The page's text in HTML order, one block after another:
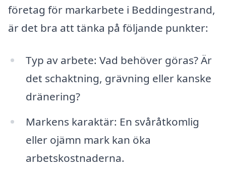
företag för markarbete i Beddingestrand,
är det bra att tänka på följande punkter:
Typ av arbete: Vad behöver göras? Är
det schaktning, grävning eller kanske
dränering?
Markens karaktär: En svåråtkomlig
eller ojämn mark kan öka
arbetskostnaderna.